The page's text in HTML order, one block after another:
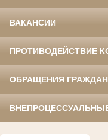
ВАКАНСИИ
ПРОТИВОДЕЙСТВИЕ
ОБРАЩЕНИЯ ГРАЖДАН